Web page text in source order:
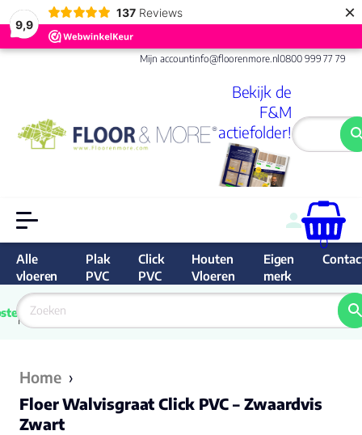
9,9
137 Reviews ×
Mijn accountinfo@floorenmore.nl0800 999 77 79
Bekijk de
F&M
actiefolder!
0
Alle
vloeren
Plak
PVC
Click
PVC
Houten
Vloeren
Eigen
merk
van
Nederland
9.6/10
Home ›
Floer Walvisgraat Click PVC – Zwaardvis
Zwart